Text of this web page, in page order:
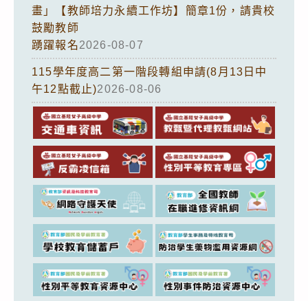
畫」【教師培力永續工作坊】簡章1份，請貴校
鼓勵教師
踴躍報名2026-08-07
115學年度高二第一階段轉組申請(8月13日中
午12點截止)2026-08-06